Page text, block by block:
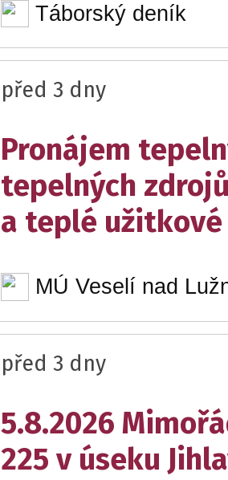
Táborský deník
před 3 dny
Pronájem
tepelných
a teplé užitkové
MÚ Veselí nad
před 3 dny
5.8.2026
225 v úseku